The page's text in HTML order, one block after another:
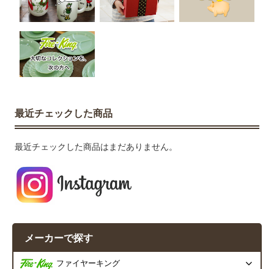
最近チェックした商品
最近チェックした商品はまだありません。
メーカーで探す
ファイヤーキング